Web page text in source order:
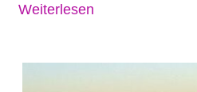
Weiterlesen